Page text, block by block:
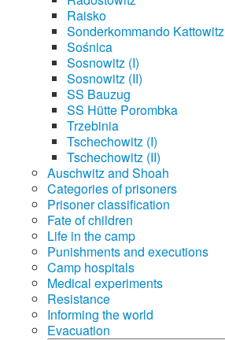
Raisko
Sonderkommando Kattowitz
Sośnica
Sosnowitz (I)
Sosnowitz (II)
SS Bauzug
SS Hütte Porombka
Trzebinia
Tschechowitz (I)
Tschechowitz (II)
Auschwitz and Shoah
Categories of prisoners
Prisoner classification
Fate of children
Life in the camp
Punishments and executions
Camp hospitals
Medical experiments
Resistance
Informing the world
Evacuation